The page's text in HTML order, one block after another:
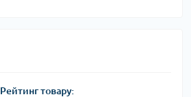
Рейтинг товару: